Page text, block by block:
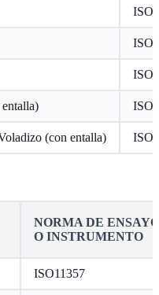
ISO
ISO
ISO
ISO
(con entalla) ISO
NORMA DE ENSAYO
O INSTRUMENTO
ISO11357